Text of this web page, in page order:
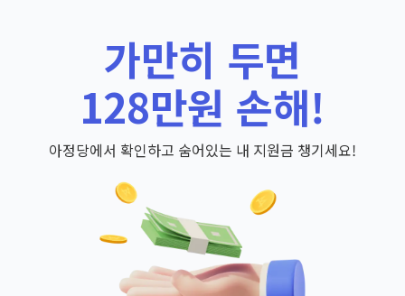
가만히 두면
128만원 손해!
아정당에서 확인하고 숨어있는 내 지원금 챙기세요!